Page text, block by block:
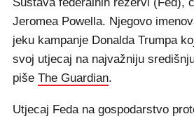
Jeromea Powella. Njegovo
jeku kampanje Donalda Trumpa
svoj utjecaj na najvažniju
piše The Guardian.
Utjecaj Feda na gospodarstvo